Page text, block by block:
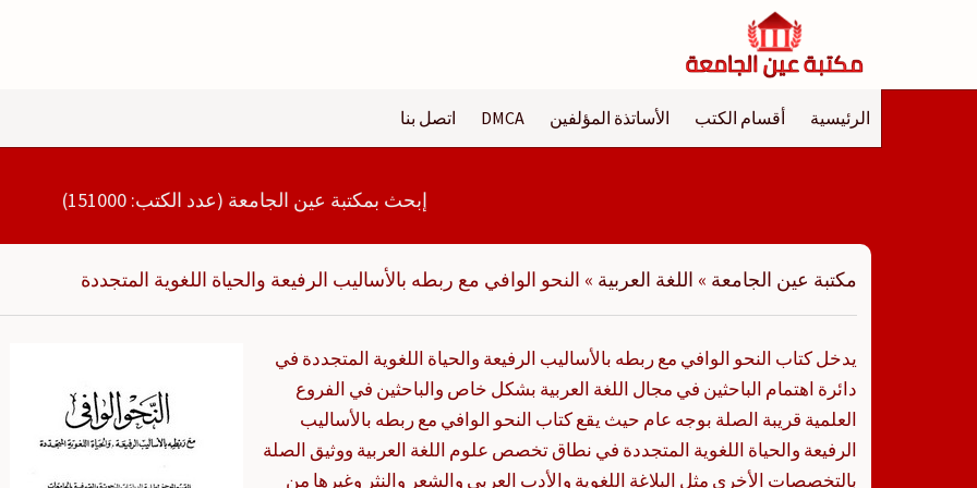
الرئيسية أقسام الكتب الأساتذة المؤلفين DMCA اتصل بنا
إبحث بمكتبة عين الجامعة (عدد الكتب: 151000)
مكتبة عين الجامعة » اللغة العربية » النحو الوافي مع ربطه بالأساليب الرفيعة والحياة اللغوية المتجددة
يدخل كتاب النحو الوافي مع ربطه بالأساليب الرفيعة والحياة اللغوية المتجددة في
دائرة اهتمام الباحثين في مجال اللغة العربية بشكل خاص والباحثين في الفروع
العلمية قريبة الصلة بوجه عام حيث يقع كتاب النحو الوافي مع ربطه بالأساليب
الرفيعة والحياة اللغوية المتجددة في نطاق تخصص علوم اللغة العربية ووثيق الصلة
بالتخصصات الأخرى مثل البلاغة اللغوية والأدب العربي والشعر والنثر وغيرها من